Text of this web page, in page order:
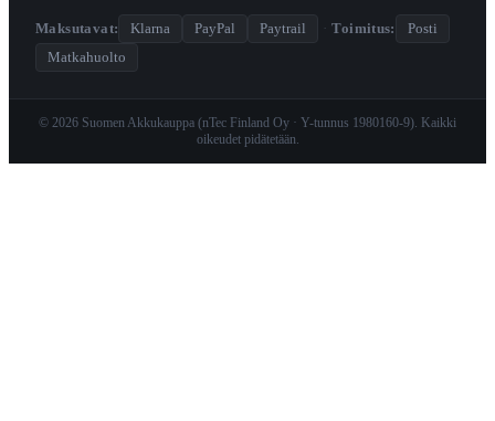
Maksutavat: Klarna PayPal Paytrail · Toimitus:
Posti
Matkahuolto
© 2026 Suomen Akkukauppa (nTec Finland Oy · Y-tunnus 1980160-9). Kaikki
oikeudet pidätetään.